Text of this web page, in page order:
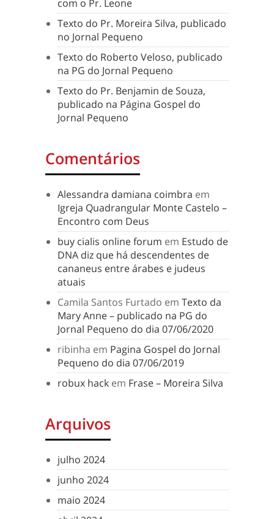
com o Pr. Leone
Texto do Pr. Moreira Silva, publicado
no Jornal Pequeno
Texto do Roberto Veloso, publicado
na PG do Jornal Pequeno
Texto do Pr. Benjamin de Souza,
publicado na Página Gospel do
Jornal Pequeno
Comentários
Alessandra damiana coimbra em
Igreja Quadrangular Monte Castelo –
Encontro com Deus
buy cialis online forum em Estudo de
DNA diz que há descendentes de
cananeus entre árabes e judeus
atuais
Camila Santos Furtado em Texto da
Mary Anne – publicado na PG do
Jornal Pequeno do dia 07/06/2020
ribinha em Pagina Gospel do Jornal
Pequeno do dia 07/06/2019
robux hack em Frase – Moreira Silva
Arquivos
julho 2024
junho 2024
maio 2024